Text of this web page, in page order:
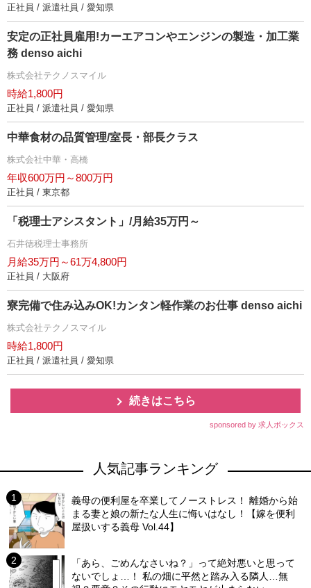
正社員 / 派遣社員 / 愛知県
安定の正社員雇用!カーエアコンやエンジンの製造・加工業
務 denso aichi
株式会社テクノスマイル
時給1,800円
正社員 / 派遣社員 / 愛知県
中華食材の品質管理/室長・部長クラス
株式会社中華・高橋
年収600万円～800万円
正社員 / 東京都
「税理士アシスタント」/月給35万円～
石井徳税理士事務所
月給35万円～61万4,800円
正社員 / 大阪府
寮完備で住み込みOK!カンタン軽作業のお仕事 denso aichi
株式会社テクノスマイル
時給1,800円
正社員 / 派遣社員 / 愛知県
続きはこちら
sponsored by 求人ボックス
人気記事ランキング
義母の便利屋を卒業してノーストレス！ 離婚から始
まる妻と娘の新たな人生に悔いはなし！【嫁を便利
屋扱いする義母 Vol.44】
「あら、ごめんなさいね？」って絶対悪いと思って
ないでしょ…！ 私の畑に平然と踏み入る隣人…無